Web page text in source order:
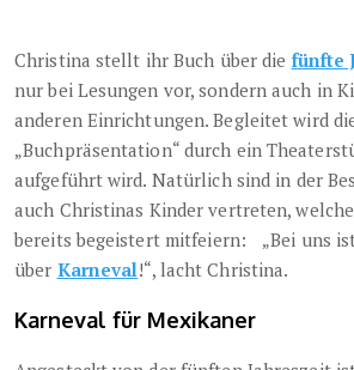
Christina stellt ihr Buch über die fünfte
nur bei Lesungen vor, sondern auch in
anderen Einrichtungen. Begleitet wird
„Buchpräsentation“ durch ein
aufgeführt wird. Natürlich sind in der
auch Christinas Kinder vertreten,
bereits begeistert mitfeiern: „Bei uns
über Karneval!“, lacht Christina.
Karneval für Mexikaner